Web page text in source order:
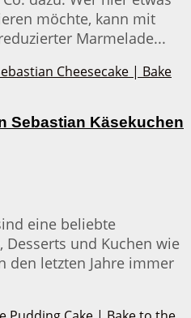
möchte, kann mit
Marmelade...
Sebastian Käsekuchen
eine beliebte
Desserts und Kuchen wie
den letzten Jahre immer